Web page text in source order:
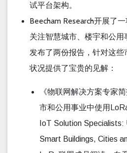
试平台架构。
Beecham Research开展了
关注智慧城市、楼宇和公
发布了两份报告，针对这些
状况提供了宝贵的见解：
《物联网解决方案专家
市和公用事业中使用
IoT Solution Specialists:
Smart Buildings, Cities